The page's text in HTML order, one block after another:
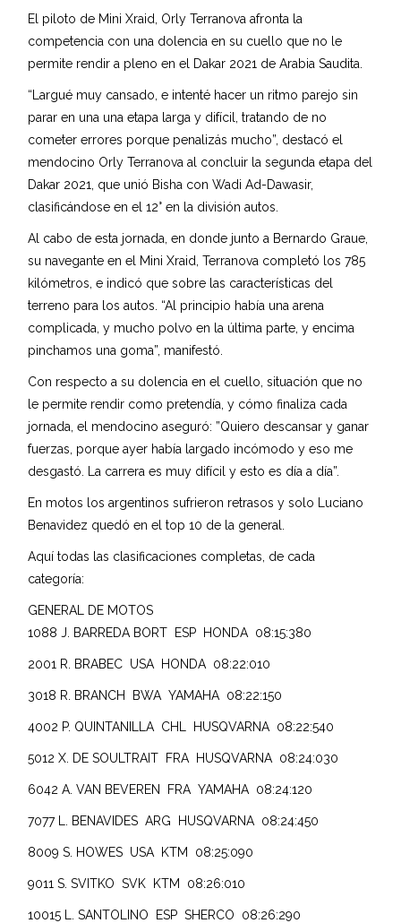
El piloto de Mini Xraid, Orly Terranova afronta la
competencia con una dolencia en su cuello que no le
permite rendir a pleno en el Dakar 2021 de Arabia Saudita.
“Largué muy cansado, e intenté hacer un ritmo parejo sin
parar en una una etapa larga y difícil, tratando de no
cometer errores porque penalizás mucho”, destacó el
mendocino Orly Terranova al concluir la segunda etapa del
Dakar 2021, que unió Bisha con Wadi Ad-Dawasir,
clasificándose en el 12° en la división autos.
Al cabo de esta jornada, en donde junto a Bernardo Graue,
su navegante en el Mini Xraid, Terranova completó los 785
kilómetros, e indicó que sobre las características del
terreno para los autos. “Al principio había una arena
complicada, y mucho polvo en la última parte, y encima
pinchamos una goma”, manifestó.
Con respecto a su dolencia en el cuello, situación que no
le permite rendir como pretendía, y cómo finaliza cada
jornada, el mendocino aseguró: ”Quiero descansar y ganar
fuerzas, porque ayer había largado incómodo y eso me
desgastó. La carrera es muy difícil y esto es día a día”.
En motos los argentinos sufrieron retrasos y solo Luciano
Benavidez quedó en el top 10 de la general.
Aquí todas las clasificaciones completas, de cada
categoría:
GENERAL DE MOTOS
1088 J. BARREDA BORT ESP HONDA 08:15:380
2001 R. BRABEC USA HONDA 08:22:010
3018 R. BRANCH BWA YAMAHA 08:22:150
4002 P. QUINTANILLA CHL HUSQVARNA 08:22:540
5012 X. DE SOULTRAIT FRA HUSQVARNA 08:24:030
6042 A. VAN BEVEREN FRA YAMAHA 08:24:120
7077 L. BENAVIDES ARG HUSQVARNA 08:24:450
8009 S. HOWES USA KTM 08:25:090
9011 S. SVITKO SVK KTM 08:26:010
10015 L. SANTOLINO ESP SHERCO 08:26:290